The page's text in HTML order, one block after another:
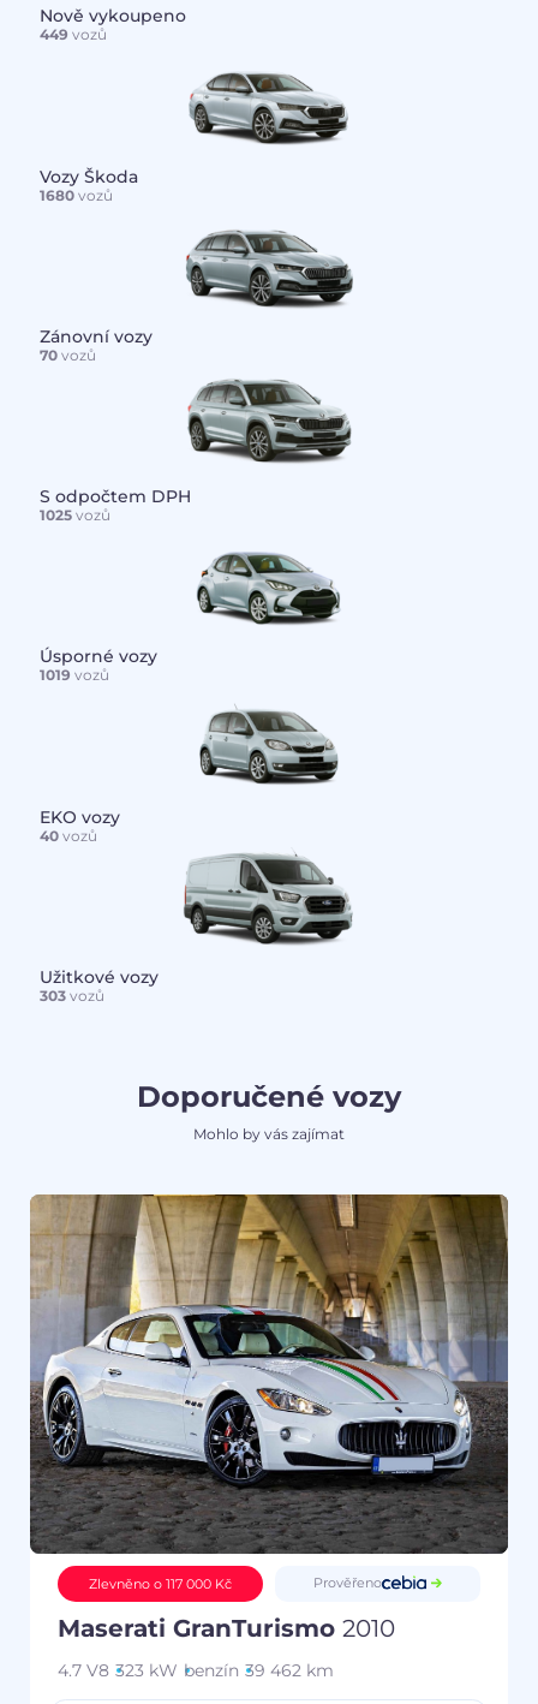
Nově vykoupeno
449 vozů
Vozy Škoda
1680vozů
Zánovní vozy
70vozů
S odpočtem DPH
1025vozů
Úsporné vozy
1019 vozů
EKO vozy
40vozů
Užitkové vozy
303vozů
Doporučené vozy
Mohlo by vás zajímat
Zlevněno o 117 000 Kč Prověřeno
Maserati GranTurismo 2010
4.7 V8 323 kW benzín 39 462 km